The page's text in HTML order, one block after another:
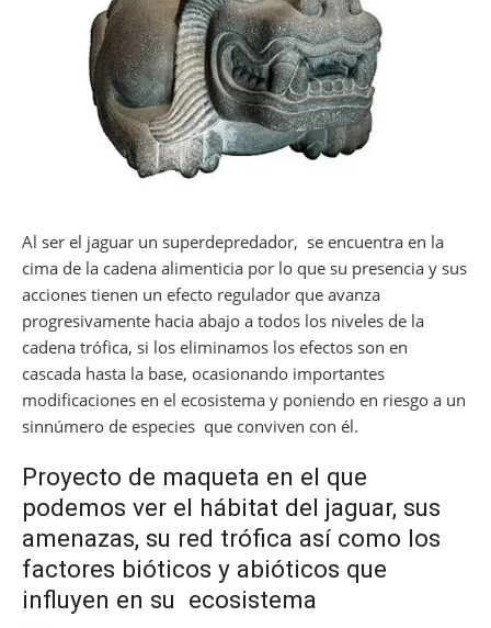
Al ser el jaguar un superdepredador, se encuentra en la
cima de la cadena alimenticia por lo que su presencia y sus
acciones tienen un efecto regulador que avanza
progresivamente hacia abajo a todos los niveles de la
cadena trófica, si los eliminamos los efectos son en
cascada hasta la base, ocasionando importantes
modificaciones en el ecosistema y poniendo en riesgo a un
sinnúmero de especies que conviven con él.
Proyecto de maqueta en el que
podemos ver el hábitat del jaguar, sus
amenazas, su red trófica así como los
factores bióticos y abióticos que
influyen en su ecosistema